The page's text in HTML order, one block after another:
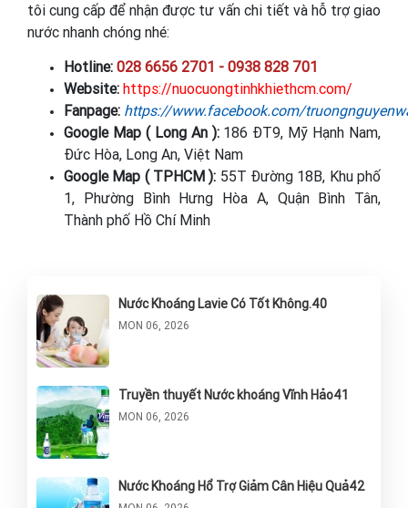
tôi cung cấp để nhận được tư vấn chi tiết và hỗ trợ giao
nước nhanh chóng nhé:
Hotline: 028 6656 2701 - 0938 828 701
Website: https://nuocuongtinhkhiethcm.com/
Fanpage: https://www.facebook.com/
Google Map ( Long An ):186 ĐT9, Mỹ Hạnh Nam,
Đức Hòa, Long An, Việt Nam
Google Map ( TPHCM ): 55T Đường 18B, Khu phố
1, Phường Bình Hưng Hòa A, Quận Bình Tân,
Thành phố Hồ Chí Minh
Nước Khoáng Lavie Có Tốt Không.40
MON 06, 2026
Truyền thuyết Nước khoáng Vĩnh Hảo41
MON 06, 2026
Nước Khoáng Hổ Trợ Giảm Cân Hiệu Quả42